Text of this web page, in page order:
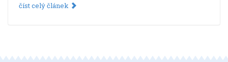
číst celý článek